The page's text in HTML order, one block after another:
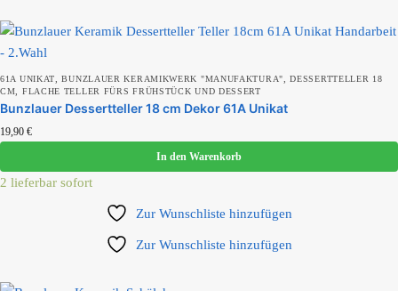
Produkt Kollektion
Produkt Motiv
Produkt Set-Größe
61A UNIKAT,BUNZLAUER KERAMIKWERK "MANUFAKTURA",DESSERTTELLER 18
CM, FLACHE TELLER FÜRS FRÜHSTÜCK UND DESSERT
Bunzlauer Dessertteller 18 cm Dekor 61A Unikat
19,90 €
In den Warenkorb
2 lieferbar sofort
Zur Wunschliste hinzufügen
Zur Wunschliste hinzufügen